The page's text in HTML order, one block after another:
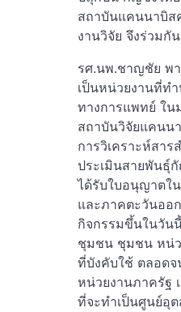
สถาบันแคนนาบิส
งานวิจัย จึงร่วมกั
รศ.นพ.ชาญชัย พ
เป็นหน่วยงานที่ท
ทางการแพทย์ ใน
สถาบันวิจัยแคนน
การวิเคราะห์สา
ประเมินสายพันธุ์
ได้รับใบอนุญาตใ
และภาคตะวันออ
กิจกรรมขึ้นในวัน
ชุมชน ชุมชน หน่ว
ที่บังคับใช้ ตลอดจ
หน่วยงานภาครัฐ
ที่จะทำเป็นศูนย์อุ